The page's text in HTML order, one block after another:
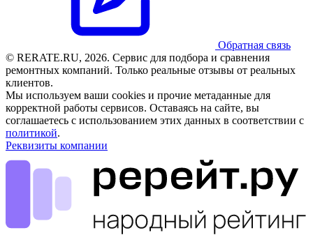
Обратная связь
© RERATE.RU, 2026. Сервис для подбора и сравнения
ремонтных компаний. Только реальные отзывы от реальных
клиентов.
Мы используем ваши cookies и прочие метаданные для
корректной работы сервисов. Оставаясь на сайте, вы
соглашаетесь с использованием этих данных в соответствии с
политикой.
Реквизиты компании